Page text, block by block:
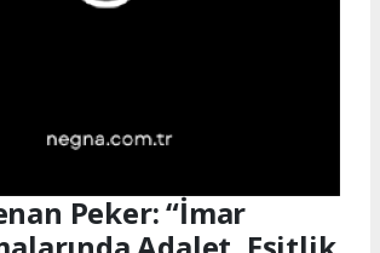
Peker: “İmar